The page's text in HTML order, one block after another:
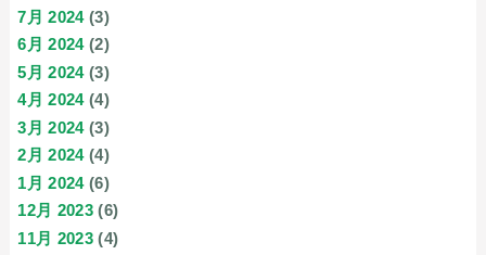
7月 2024(3)
6月 2024(2)
5月 2024(3)
4月 2024(4)
3月 2024(3)
2月 2024(4)
1月 2024(6)
12月 2023 (6)
11月 2023 (4)